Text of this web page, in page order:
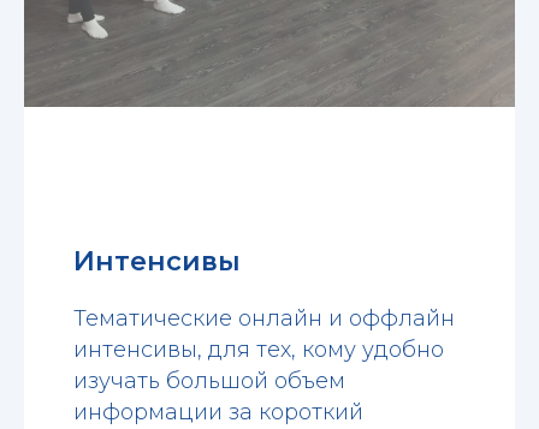
Интенсивы
Тематические онлайн и оффлайн
интенсивы, для тех, кому удобно
изучать большой объем
информации за короткий